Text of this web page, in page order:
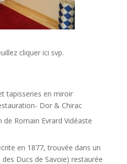
tapisseries en miroir
Dor & Chirac
Romain Evrard Vidéaste
en 1877, trouvée dans un
Ducs de Savoie) restaurée